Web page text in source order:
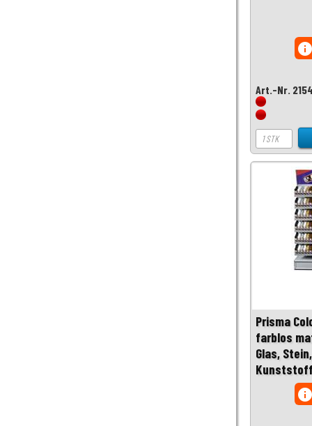
Art.-Nr.
Prisma
farblos
Glas,